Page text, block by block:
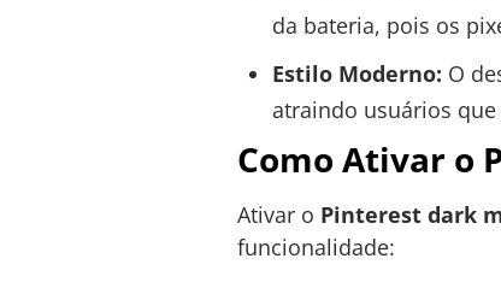
da bateria, pois os
Estilo Moderno: O
atraindo usuários
Como Ativar o
Ativar o Pinterest dark
funcionalidade: